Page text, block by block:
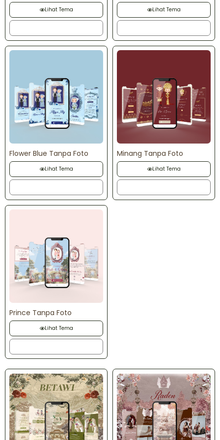
Lihat Tema Lihat Tema
Flower Blue Tanpa Foto
Lihat Tema
Minang Tanpa Foto
Lihat Tema
Prince Tanpa Foto
Lihat Tema